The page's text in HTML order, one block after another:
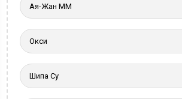
Ая-Жан ММ
Окси
Шипа Су